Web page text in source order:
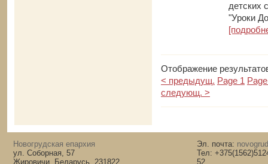
детских
"Уроки
Отображение
< предыдущ. Page 1
следующ. >
Новогрудская епархия
ул. Соборная, 57
Жировичи, Беларусь, 231822
Эл. почта:
Тел:
52